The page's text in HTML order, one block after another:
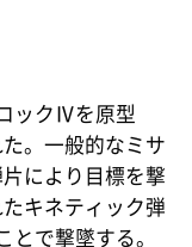
ックⅣを原型
。一般的なミサ
により目標を撃
キネティック弾
で撃墜する。